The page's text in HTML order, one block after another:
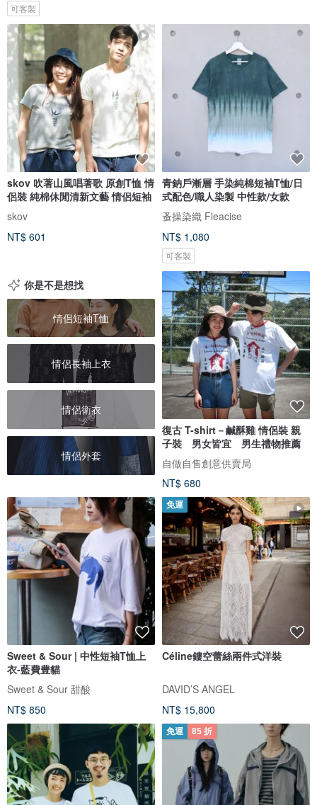
可客製
skov 吹著山風唱著歌 原創T恤 情
侶裝 純棉休閒清新文藝 情侶短袖
skov
NT$ 601
青鈉戶漸層 手染純棉短袖T恤/日
式配色/職人染製 中性款/女款
蚤操染織 Fleacise
NT$ 1,080
可客製
你是不是想找
情侶短袖T恤
情侶長袖上衣
情侶衛衣
情侶外套
復古 T-shirt－鹹酥雞 情侶裝 親
子裝 男女皆宜 男生禮物推薦
自做自售創意供賣局
NT$ 680
Sweet & Sour | 中性短袖T恤上
衣-藍費豊貓
Sweet & Sour 甜酸
NT$ 850
免運
Céline鏤空蕾絲兩件式洋裝
DAVID’S ANGEL
NT$ 15,800
免運 85 折